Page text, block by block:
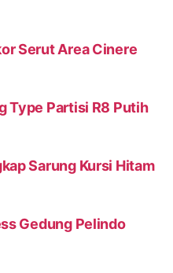
Serut Area Cinere
Type Partisi R8 Putih
Sarung Kursi Hitam
Gedung Pelindo